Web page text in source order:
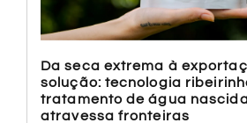
Da seca extrema à
solução: tecnologia
tratamento de água
atravessa fronteiras